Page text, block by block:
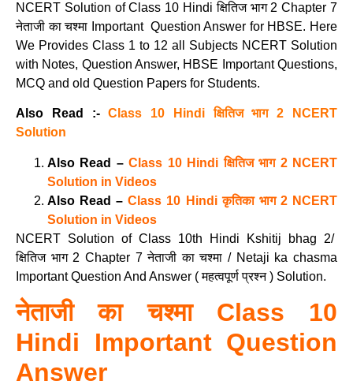
NCERT Solution of Class 10 Hindi क्षितिज भाग 2 Chapter 7
नेताजी का चश्मा Important Question Answer for HBSE. Here
We Provides Class 1 to 12 all Subjects NCERT Solution
with Notes, Question Answer, HBSE Important Questions,
MCQ and old Question Papers for Students.
Also Read :-Class 10 Hindi क्षितिज भाग 2 NCERT
Solution
Also Read –Class 10 Hindi क्षितिज भाग 2 NCERT
Solution in Videos
Also Read –Class 10 Hindi कृतिका भाग 2 NCERT
Solution in Videos
NCERT Solution of Class 10th Hindi Kshitij bhag 2/
क्षितिज भाग 2 Chapter 7 नेताजी का चश्मा / Netaji ka chasma
Important Question And Answer ( महत्वपूर्ण प्रश्न ) Solution.
नेताजी का चश्मा Class 10
Hindi Important Question
Answer